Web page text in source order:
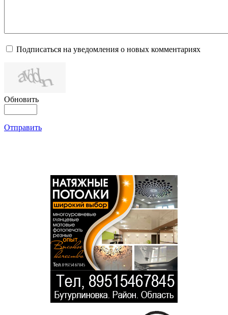
Подписаться на уведомления о новых комментариях
Обновить
Отправить